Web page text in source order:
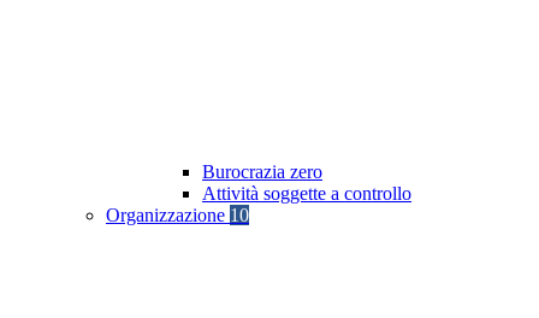
Burocrazia zero
Attività soggette a controllo
Organizzazione 10